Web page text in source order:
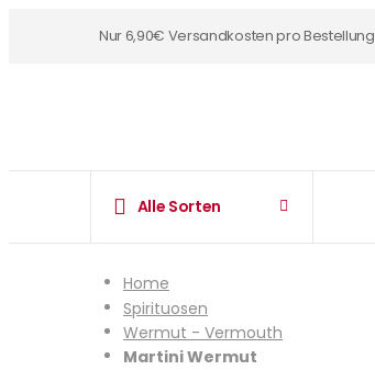
Nur 6,90€ Versandkosten pro Bestellung
Alle Sorten
Home
Spirituosen
Wermut - Vermouth
Martini Wermut